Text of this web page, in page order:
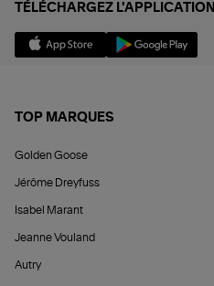
TÉLÉCHARGEZ L'APPLICATION
TOP MARQUES
Golden Goose
Jérôme Dreyfuss
Isabel Marant
Jeanne Vouland
Autry